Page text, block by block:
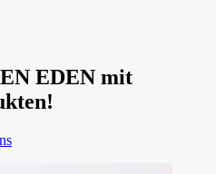
EDEN mit